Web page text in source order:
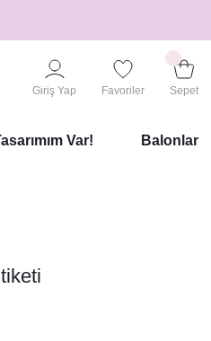
Giriş Yap Favoriler Sepet
Var! Balonlar